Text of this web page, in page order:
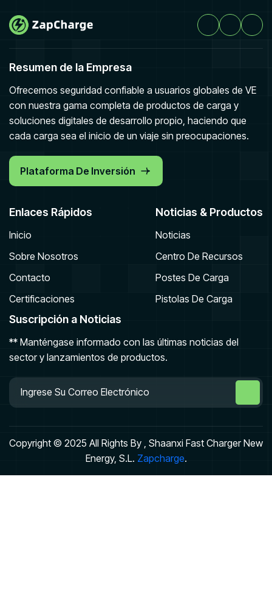
Resumen de la Empresa
Ofrecemos seguridad confiable a usuarios globales de VE
con nuestra gama completa de productos de carga y
soluciones digitales de desarrollo propio, haciendo que
cada carga sea el inicio de un viaje sin preocupaciones.
Plataforma De Inversión
Enlaces Rápidos
Inicio
Sobre Nosotros
Contacto
Certificaciones
Noticias & Productos
Noticias
Centro De Recursos
Postes De Carga
Pistolas De Carga
Suscripción a Noticias
** Manténgase informado con las últimas noticias del
sector y lanzamientos de productos.
Copyright © 2025 All Rights By , Shaanxi Fast Charger New
Energy, S.L. Zapcharge.